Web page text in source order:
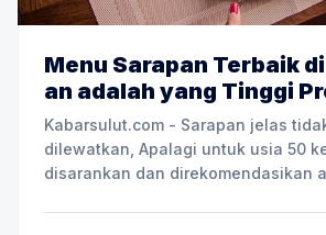
Menu Sarapan Terbaik
an adalah yang Tinggi
Kabarsulut.com - Sarapan jelas
dilewatkan, Apalagi untuk usia 50
disarankan dan direkomendasikan